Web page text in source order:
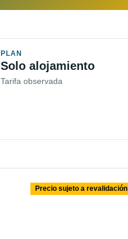
PLAN
Solo alojamiento
Tarifa observada
Precio sujeto a revalidación